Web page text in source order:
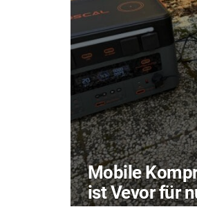
Mobile
ist Vevor für